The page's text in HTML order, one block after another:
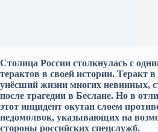
Столица России столкнулась с
терактов в своей истории. Теракт
унёсший жизни многих невинных,
после трагедии в Беслане. Но в
этот инцидент окутан слоем
недомолвок, указывающих на
стороны российских спецслужб.